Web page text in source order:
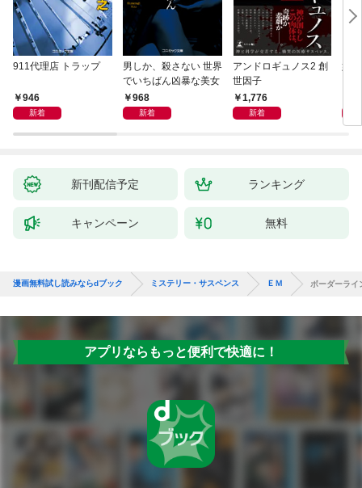
911代理店 トラップ
946
新着
男しか、殺さない 世界
でいちばん凶暴な美女
968
新着
アンドロギュノス2 創
世因子
1,776
新着
姐
新刊配信予定 ランキング
キャンペーン 無料
漫画無料試し読みならdブック ミステリー・サスペンス ＥＭ ボーダーラ
アプリならもっと便利で快適に！